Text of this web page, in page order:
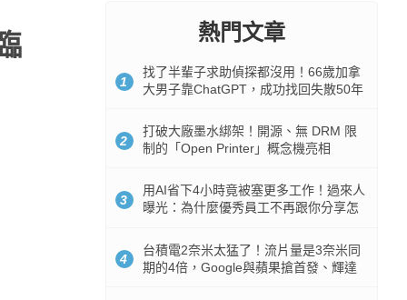
熱門文章
1
找了半輩子求助偵探都沒用！66歲加拿
大男子靠ChatGPT，成功找回失散50年
2
打破大廠墨水綁架！開源、無 DRM 限
制的「Open Printer」概念機亮相
3
用AI省下4小時竟被塞更多工作！過來人
曝光：為什麼優秀員工不再跟你分享怎
4
台積電2奈米太猛了！流片量是3奈米同
期的4倍，Google與蘋果搶首發、輝達